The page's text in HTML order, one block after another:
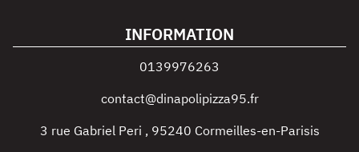
INFORMATION
0139976263
contact@dinapolipizza95.fr
3 rue Gabriel Peri , 95240 Cormeilles-en-Parisis